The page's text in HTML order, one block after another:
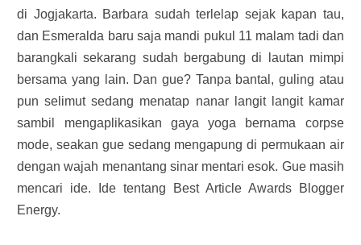
di Jogjakarta. Barbara sudah terlelap sejak kapan tau,
dan Esmeralda baru saja mandi pukul 11 malam tadi dan
barangkali sekarang sudah bergabung di lautan mimpi
bersama yang lain. Dan gue? Tanpa bantal, guling atau
pun selimut sedang menatap nanar langit langit kamar
sambil mengaplikasikan gaya yoga bernama corpse
mode, seakan gue sedang mengapung di permukaan air
dengan wajah menantang sinar mentari esok. Gue masih
mencari ide. Ide tentang Best Article Awards Blogger
Energy.